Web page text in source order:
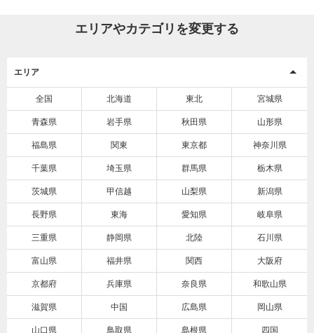
エリアやカテゴリを変更する
エリア
全国 北海道 東北 宮城県
青森県 岩手県 秋田県 山形県
福島県 関東 東京都 神奈川県
千葉県 埼玉県 群馬県 栃木県
茨城県 甲信越 山梨県 新潟県
長野県 東海 愛知県 岐阜県
三重県 静岡県 北陸 石川県
富山県 福井県 関西 大阪府
京都府 兵庫県 奈良県 和歌山県
滋賀県 中国 広島県 岡山県
山口県 鳥取県 島根県 四国